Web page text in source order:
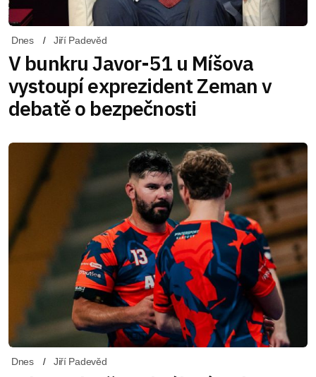
Dnes Jiří Padevěd
V bunkru Javor-51 u Míšova
vystoupí exprezident Zeman v
debatě o bezpečnosti
Dnes Jiří Padevěd